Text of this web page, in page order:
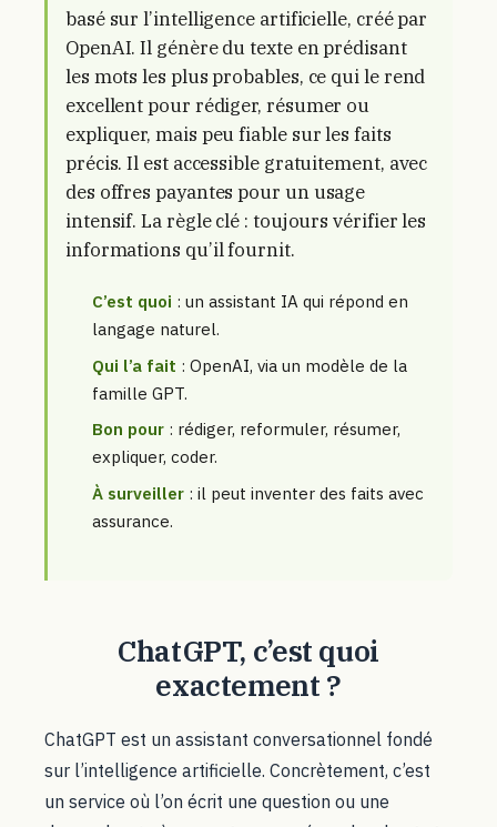
basé sur l’intelligence artificielle, créé par
OpenAI. Il génère du texte en prédisant
les mots les plus probables, ce qui le rend
excellent pour rédiger, résumer ou
expliquer, mais peu fiable sur les faits
précis. Il est accessible gratuitement, avec
des offres payantes pour un usage
intensif. La règle clé : toujours vérifier les
informations qu’il fournit.
C’est quoi : un assistant IA qui répond en
langage naturel.
Qui l’a fait : OpenAI, via un modèle de la
famille GPT.
Bon pour : rédiger, reformuler, résumer,
expliquer, coder.
À surveiller : il peut inventer des faits avec
assurance.
ChatGPT, c’est quoi
exactement ?
ChatGPT est un assistant conversationnel fondé
sur l’intelligence artificielle. Concrètement, c’est
un service où l’on écrit une question ou une